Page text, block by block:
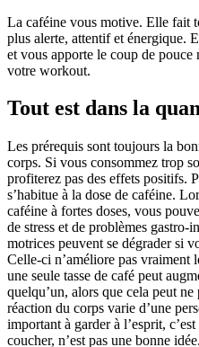
La caféine vous motive. Elle fait
plus alerte, attentif et énergique.
et vous apporte le coup de pouce
votre workout.
Tout est dans la
Les prérequis sont toujours la
corps. Si vous consommez trop
profiterez pas des effets positifs.
s’habitue à la dose de caféine.
caféine à fortes doses, vous
de stress et de problèmes gastro-
motrices peuvent se dégrader si
Celle-ci n’améliore pas vraiment
une seule tasse de café peut
quelqu’un, alors que cela peut ne
réaction du corps varie d’une
important à garder à l’esprit,
coucher, n’est pas une bonne